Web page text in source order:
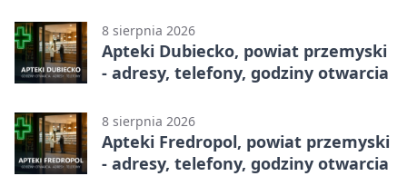
8 sierpnia 2026
Apteki Dubiecko, powiat przemyski
- adresy, telefony, godziny otwarcia
8 sierpnia 2026
Apteki Fredropol, powiat przemyski
- adresy, telefony, godziny otwarcia